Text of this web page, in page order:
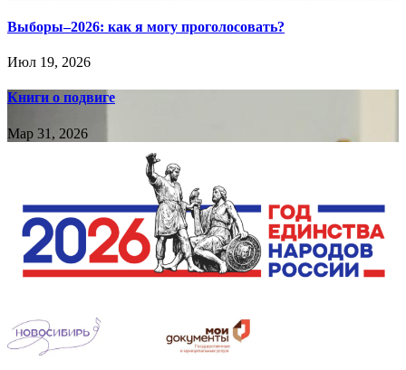
Выборы–2026: как я могу проголосовать?
Июл 19, 2026
Книги о подвиге
Мар 31, 2026